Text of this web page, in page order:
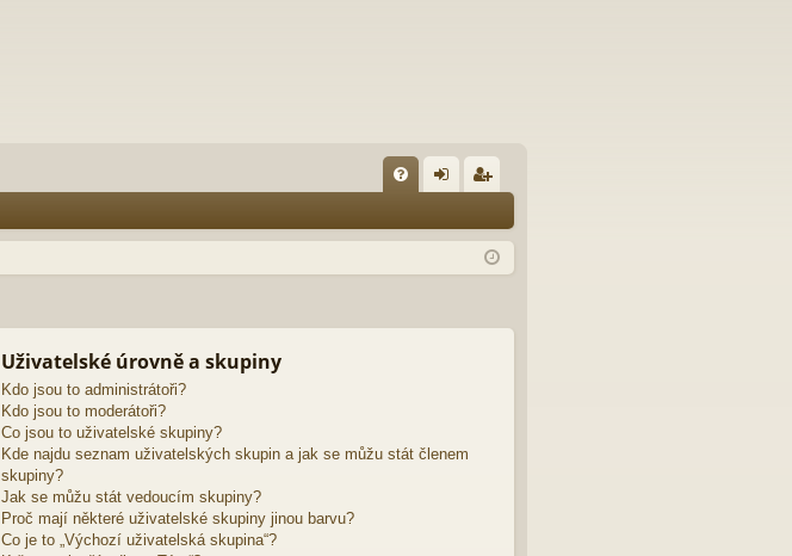
Q lá ist
Uživatelské úrovně a skupiny
Kdo jsou to administrátoři?
Kdo jsou to moderátoři?
Co jsou to uživatelské skupiny?
Kde najdu seznam uživatelských skupin a jak se můžu stát členem
skupiny?
Jak se můžu stát vedoucím skupiny?
Proč mají některé uživatelské skupiny jinou barvu?
Co je to „Výchozí uživatelská skupina“?